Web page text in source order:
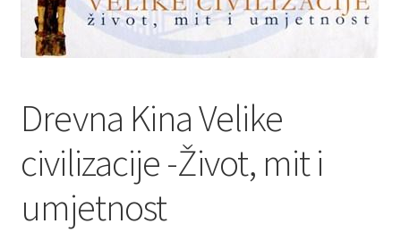
Drevna Kina Velike
civilizacije -Život, mit i
umjetnost